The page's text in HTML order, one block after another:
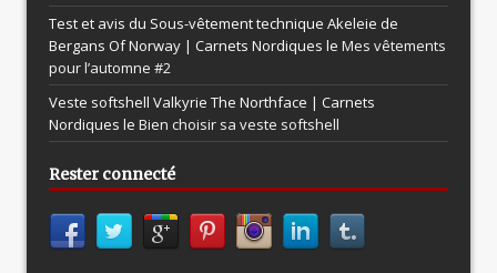
Test et avis du Sous-vêtement technique Akeleie de
Bergans Of Norway | Carnets Nordiques le Mes vêtements
pour l’automne #2
Veste softshell Valkyrie The Northface | Carnets
Nordiques le Bien choisir sa veste softshell
Rester connecté